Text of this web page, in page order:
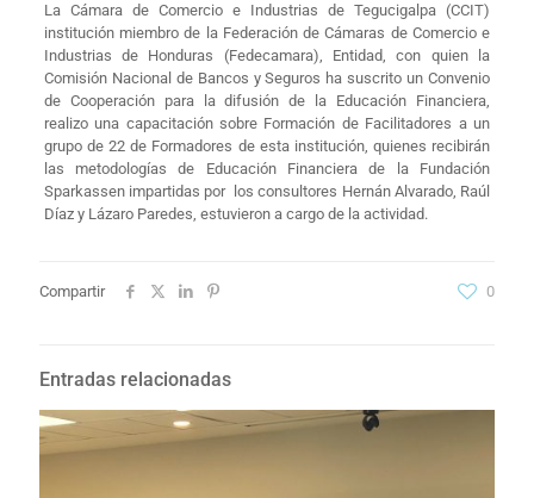
La Cámara de Comercio e Industrias de Tegucigalpa (CCIT)
institución miembro de la Federación de Cámaras de Comercio e
Industrias de Honduras (Fedecamara), Entidad, con quien la
Comisión Nacional de Bancos y Seguros ha suscrito un Convenio
de Cooperación para la difusión de la Educación Financiera,
realizo una capacitación sobre Formación de Facilitadores a un
grupo de 22 de Formadores de esta institución, quienes recibirán
las metodologías de Educación Financiera de la Fundación
Sparkassen impartidas por los consultores Hernán Alvarado, Raúl
Díaz y Lázaro Paredes, estuvieron a cargo de la actividad.
Compartir 0
Entradas relacionadas